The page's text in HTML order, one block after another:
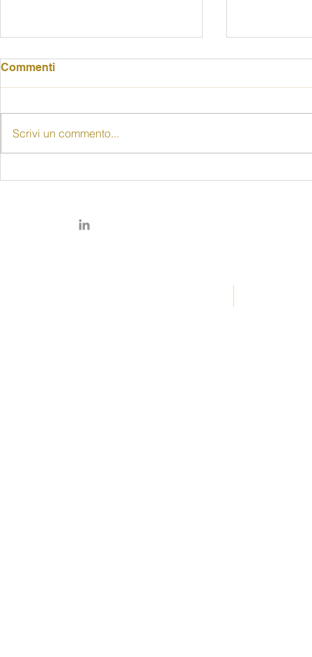
anni del voto femminile
Commenti
Scrivi un commento...